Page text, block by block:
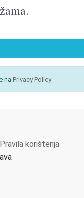
na Privacy Policy
Pravila korištenja